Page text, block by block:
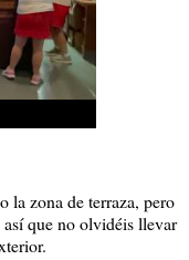
la zona de terraza, pero
así que no olvidéis llevar